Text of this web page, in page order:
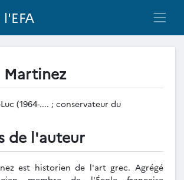
Martinez
(1964-.... ; conservateur du
de l'auteur
est historien de l'art grec. Agrégé